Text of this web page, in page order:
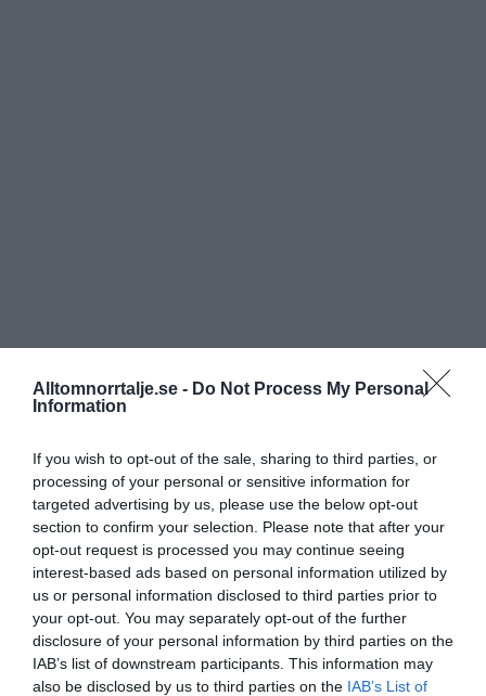
Alltomnorrtalje.se - Do Not Process My Personal
Information
If you wish to opt-out of the sale, sharing to third parties, or
processing of your personal or sensitive information for
targeted advertising by us, please use the below opt-out
section to confirm your selection. Please note that after your
opt-out request is processed you may continue seeing
interest-based ads based on personal information utilized by
us or personal information disclosed to third parties prior to
your opt-out. You may separately opt-out of the further
disclosure of your personal information by third parties on the
IAB’s list of downstream participants. This information may
also be disclosed by us to third parties on the IAB’s List of